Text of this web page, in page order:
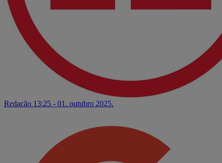
Redação 13:25 - 01. outubro 2025.